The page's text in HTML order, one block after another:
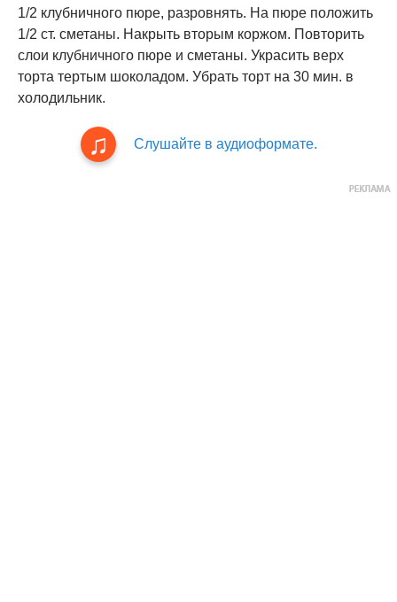
1/2 клубничного пюре, разровнять. На пюре положить
1/2 ст. сметаны. Накрыть вторым коржом. Повторить
слои клубничного пюре и сметаны. Украсить верх
торта тертым шоколадом. Убрать торт на 30 мин. в
холодильник.
Слушайте в аудиоформате.